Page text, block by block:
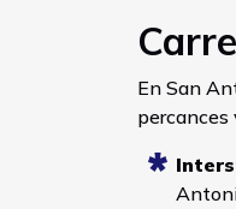
En San
percances